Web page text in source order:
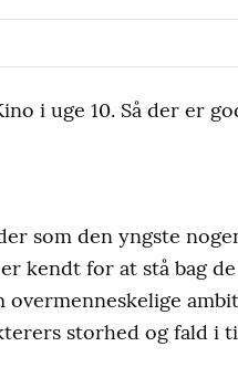
i uge 10. Så der er
som den yngste
kendt for at stå bag de
storhed og fald i